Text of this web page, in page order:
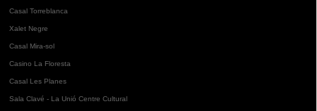
Casal Torreblanca
Xalet Negre
Casal Mira-sol
Casino La Floresta
Casal Les Planes
Sala Clavé - La Unió Centre Cultural